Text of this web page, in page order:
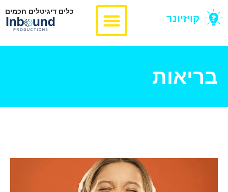
קויזיונר
כלים דיגיטלים חכמים
בריאות